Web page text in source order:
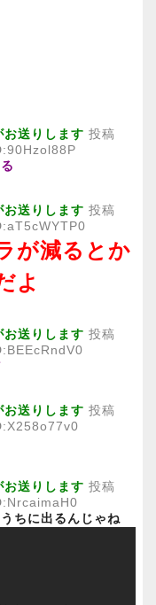
お送りします 投稿
お送りします 投稿
が減るとか
よ
お送りします 投稿
お送りします 投稿
お送りします 投稿
ちに出るんじゃね